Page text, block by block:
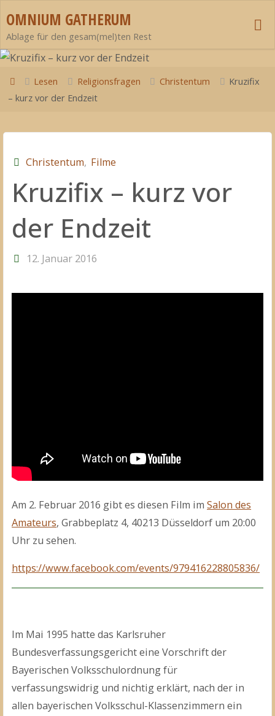
Inhalt
springen
OMNIUM GATHERUM
Ablage für den gesam(mel)ten Rest
StartLesen Religionsfragen Christentum
Kruzifix
– kurz vor der Endzeit
Christentum, Filme
Kruzifix – kurz vor
der Endzeit
12. Januar 2016
Am 2. Februar 2016 gibt es diesen Film imSalon des
Amateurs, Grabbeplatz 4, 40213 Düsseldorf um 20:00
Uhr zu sehen.
https://www.facebook.com/events/979416228805836/
Im Mai 1995 hatte das Karlsruher
Bundesverfassungsgericht eine Vorschrift der
Bayerischen Volksschulordnung für
verfassungswidrig und nichtig erklärt, nach der in
allen bayerischen Volksschul-Klassenzimmern ein